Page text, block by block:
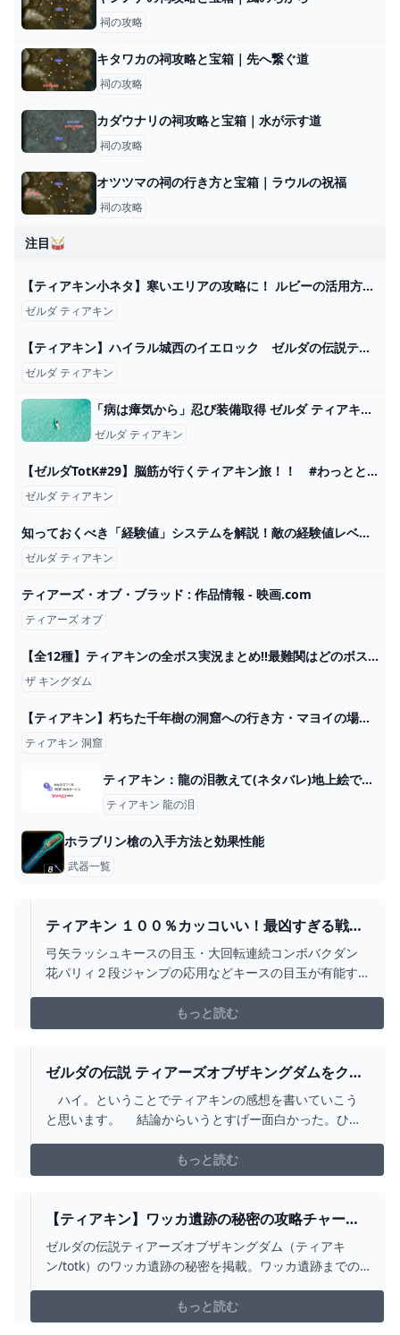
祠の攻略
キタワカの祠攻略と宝箱｜先へ繋ぐ道
祠の攻略
カダウナリの祠攻略と宝箱｜水が示す道
祠の攻略
オツツマの祠の行き方と宝箱｜ラウルの祝福
祠の攻略
注目🥁
【ティアキン小ネタ】寒いエリアの攻略に！ ルビーの活用方法を紹介【ゼルダの伝説】 - GAME Watch
ゼルダ ティアキン
【ティアキン】ハイラル城西のイエロック ゼルダの伝説ティアーズ オブザキングダム #ゼルダの伝説 #ティアキン #zelda #shorts - YouTube
ゼルダ ティアキン
「病は瘴気から」忍び装備取得 ゼルダ ティアキン攻略「ミニチャレンジ編」【ゼルダの伝説ティアーズオブザキングダム攻略】 GameGamingGames
ゼルダ ティアキン
【ゼルダTotK#29】脳筋が行くティアキン旅！！ #わっととびだせ配信tube - YouTube
ゼルダ ティアキン
知っておくべき「経験値」システムを解説！敵の経験値レベル仕様について紹介【ゼルダの伝説ティアーズオブザキングダム】 - YouTube
ゼルダ ティアキン
ティアーズ・オブ・ブラッド : 作品情報 - 映画.com
ティアーズ オブ
【全12種】ティアキンの全ボス実況まとめ!!最難関はどのボスなの!?【ゼルダの伝説 ティアーズ オブ ザ キングダム】 - YouTube
ザ キングダム
【ティアキン】朽ちた千年樹の洞窟への行き方・マヨイの場所【ゼルダの伝説】 - YouTube
ティアキン 洞窟
ティアキン：龍の泪教えて(ネタバレ)地上絵で龍の泪を見つけても、... - Yahoo!知恵袋
ティアキン 龍の泪
ホラブリン槍の入手方法と効果性能
武器一覧
ティアキン １００％カッコいい！最凶すぎる戦闘
技８選 ゼルダの伝説 ティアーズ オブ ザ キングダ
ム - YOUTUBE
弓矢ラッシュキースの目玉・大回転連続コンボバクダン
花パリィ２段ジャンプの応用などキースの目玉が有能す
リンク等記載させて頂きます#モテモテリンク#ティアキ
ン#バグ#小ネタ#裏技#ぶらリンク
もっと読む
ゼルダの伝説 ティアーズオブザキングダムをクリ
アしたので感想文を書いたぞ！！！｜個人の感想
BOT
ハイ。ということでティアキンの感想を書いていこう
と思います。 結論からいうとすげー面白かった。ひと
まだやりこみ要素が残っているという状態ですが、これ
以上はもう作業でしょうという状態です。 実は前作の
ンのまえにブレワイもクリアしたんですけど、ブレワイ
の時点で「す、すげぇーー！！」って思ってました。世
界が広すぎる。こんなの隅から隅まで探索してたら気が
狂いそうって思ってましたからね。ティアキンの前座と
して遊んでいたのでブレワイのやりこみはほとんどやっ
てません。 ということで、だら
もっと読む
【ティアキン】ワッカ遺跡の秘密の攻略チャート
【ゼルダの伝説ティアーズオブザキングダム】 -
神ゲー攻略
ゼルダの伝説ティアーズオブザキングダム（ティアキ
ン/totk）のワッカ遺跡の秘密を掲載。ワッカ遺跡までの
た地図と賢者の意思の取得方法についても紹介していま
す。
もっと読む